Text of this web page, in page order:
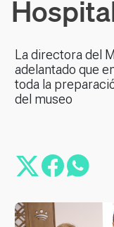
La directora del
adelantado que
toda la
del museo